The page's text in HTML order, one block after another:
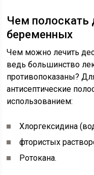
Чем полоскать
беременных
Чем можно лечить
ведь большинство
противопоказаны?
антисептические
использованием:
Хлоргексидина
фтористых
Ротокана.